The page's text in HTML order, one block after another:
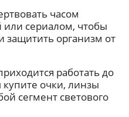
часом
или сериалом, чтобы
защитить организм от
работать до
очки, линзы
сегмент светового